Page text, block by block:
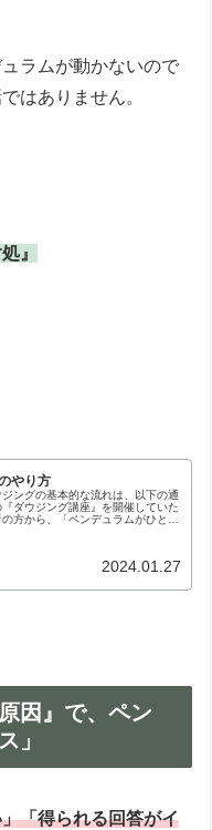
ラムが動かないので
はありません。
』
やり方
ングの基本的な流れは、以下の通
ダウジング講座』を開催していた
方から、「ペンデュラムがひとり
2024.01.27
因』で、ペン
」
「得られる回答がイ